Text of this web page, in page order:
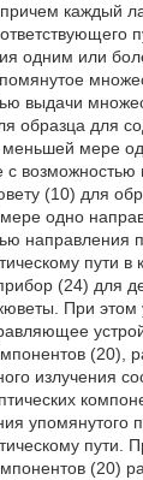
каждый
одним или
выдачи
образца для
меньшей мере
с возможностью
(10) для
одно
направления
пути в
(24) для
При
(20),
излучения
упомянутого
пути.
(20)